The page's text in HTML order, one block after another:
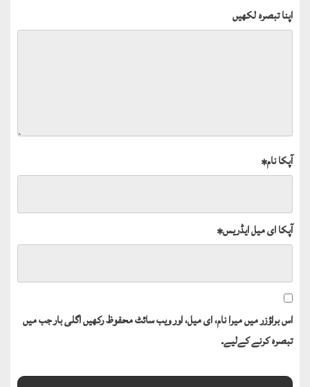
اپنا تبصرہ لکھیں
آپکا نام*
آپکا ای میل ایڈریس*
اس براؤزر میں میرا نام، ای میل، اور ویب سائٹ محفوظ رکھیں اگلی بار جب میں
تبصرہ کرنے کےلیے۔